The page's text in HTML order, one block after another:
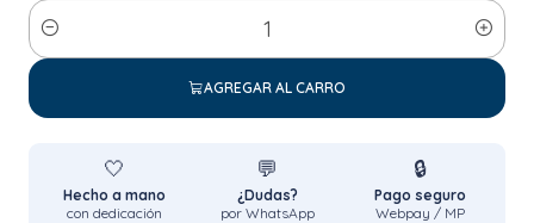
Cantidad
AGREGAR AL CARRO
🤍
Hecho a mano
con dedicación
💬
¿Dudas?
por WhatsApp
🔒
Pago seguro
Webpay / MP